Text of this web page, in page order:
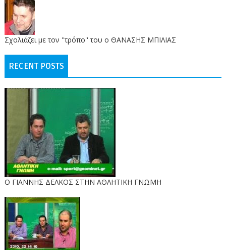
Σχολιάζει με τον ''τρόπο'' του ο ΘΑΝΑΣΗΣ ΜΠΙΛΙΑΣ
RECENT POSTS
Ο ΓΙΑΝΝΗΣ ΔΕΛΚΟΣ ΣΤΗΝ ΑΘΛΗΤΙΚΗ ΓΝΩΜΗ